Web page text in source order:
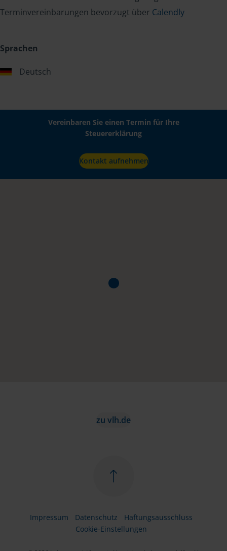
Terminvereinbarungen bevorzugt über Calendly
Sprachen
Deutsch
Vereinbaren Sie einen Termin für Ihre
Steuererklärung
Kontakt aufnehmen
zu vlh.de
Impressum Datenschutz
Haftungsausschluss
Cookie-Einstellungen